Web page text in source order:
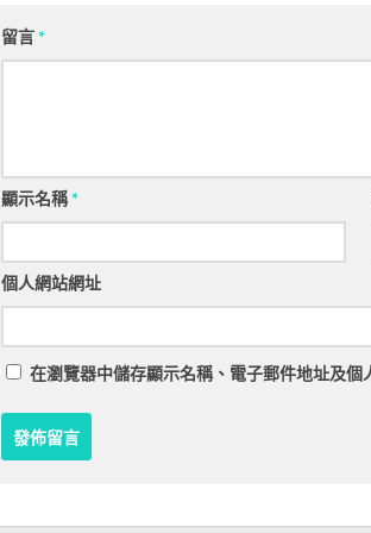
留言*
顯示名稱*
個人網站網址
在瀏覽器中儲存顯示名稱、電子郵件地址及個